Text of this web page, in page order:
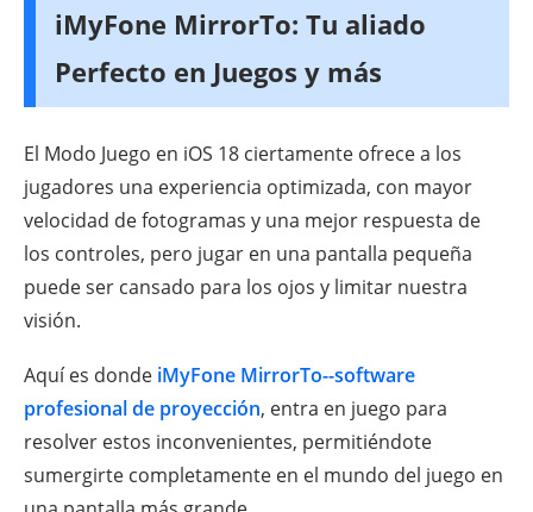
iMyFone MirrorTo: Tu aliado
Perfecto en Juegos y más
El Modo Juego en iOS 18 ciertamente ofrece a los
jugadores una experiencia optimizada, con mayor
velocidad de fotogramas y una mejor respuesta de
los controles, pero jugar en una pantalla pequeña
puede ser cansado para los ojos y limitar nuestra
visión.
Aquí es donde iMyFone MirrorTo--software
profesional de proyección, entra en juego para
resolver estos inconvenientes, permitiéndote
sumergirte completamente en el mundo del juego en